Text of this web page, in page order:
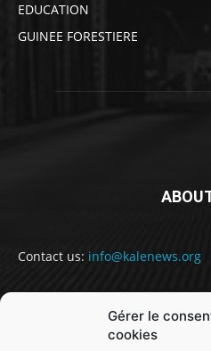
Gérer le
cookies
EDUCATION
GUINEE FORESTIERE
Contact us: info@kalenews.org